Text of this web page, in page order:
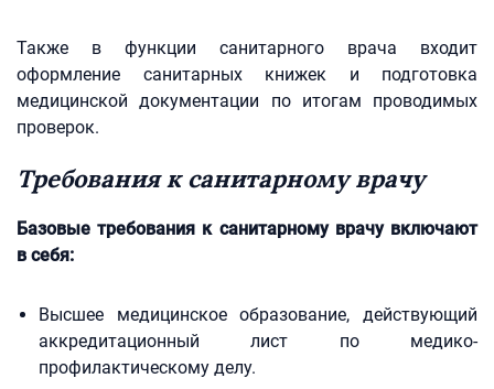
Также в функции санитарного врача входит
оформление санитарных книжек и подготовка
медицинской документации по итогам проводимых
проверок.
Требования к санитарному врачу
Базовые требования к санитарному врачу включают
в себя:
Высшее медицинское образование, действующий
аккредитационный лист по медико-
профилактическому делу.